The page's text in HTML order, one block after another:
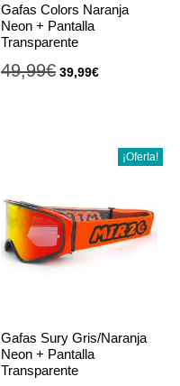
Gafas Colors Naranja
Neon + Pantalla
Transparente
49,99€ 39,99€
¡Oferta!
Gafas Sury Gris/Naranja
Neon + Pantalla
Transparente